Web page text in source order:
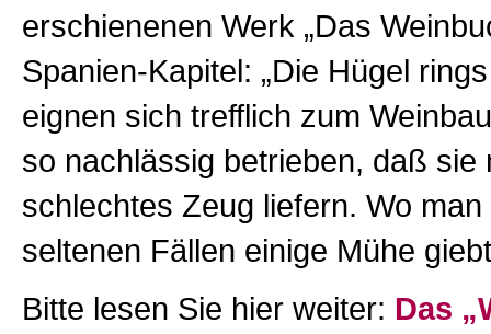
erschienenen Werk „Das
Spanien-Kapitel: „Die Hügel
eignen sich trefflich zum
so nachlässig betrieben, daß sie
schlechtes Zeug liefern. Wo
seltenen Fällen einige Mühe
Bitte lesen Sie hier weiter: Das